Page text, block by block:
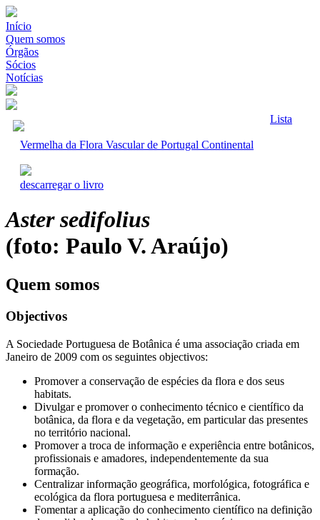
Início
Quem somos
Órgãos
Sócios
Notícias
Lista
Vermelha da Flora Vascular de Portugal Continental
descarregar o livro
Aster sedifolius
(foto: Paulo V. Araújo)
Quem somos
Objectivos
A Sociedade Portuguesa de Botânica é uma associação criada em
Janeiro de 2009 com os seguintes objectivos:
Promover a conservação de espécies da flora e dos seus
habitats.
Divulgar e promover o conhecimento técnico e científico da
botânica, da flora e da vegetação, em particular das presentes
no território nacional.
Promover a troca de informação e experiência entre botânicos,
profissionais e amadores, independentemente da sua
formação.
Centralizar informação geográfica, morfológica, fotográfica e
ecológica da flora portuguesa e mediterrânica.
Fomentar a aplicação do conhecimento científico na definição